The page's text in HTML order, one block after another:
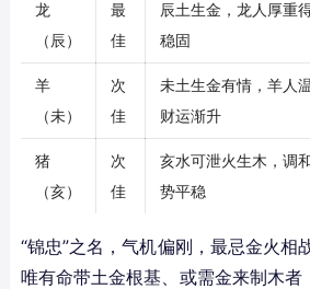
龙
（辰）
最
佳
辰土生金，龙人厚重
稳固
羊
（未）
次
佳
未土生金有情，羊人
财运渐升
猪
（亥）
次
佳
亥水可泄火生木，调
势平稳
“锦忠”之名，气机偏刚，最忌金火相
唯有命带土金根基、或需金来制木者